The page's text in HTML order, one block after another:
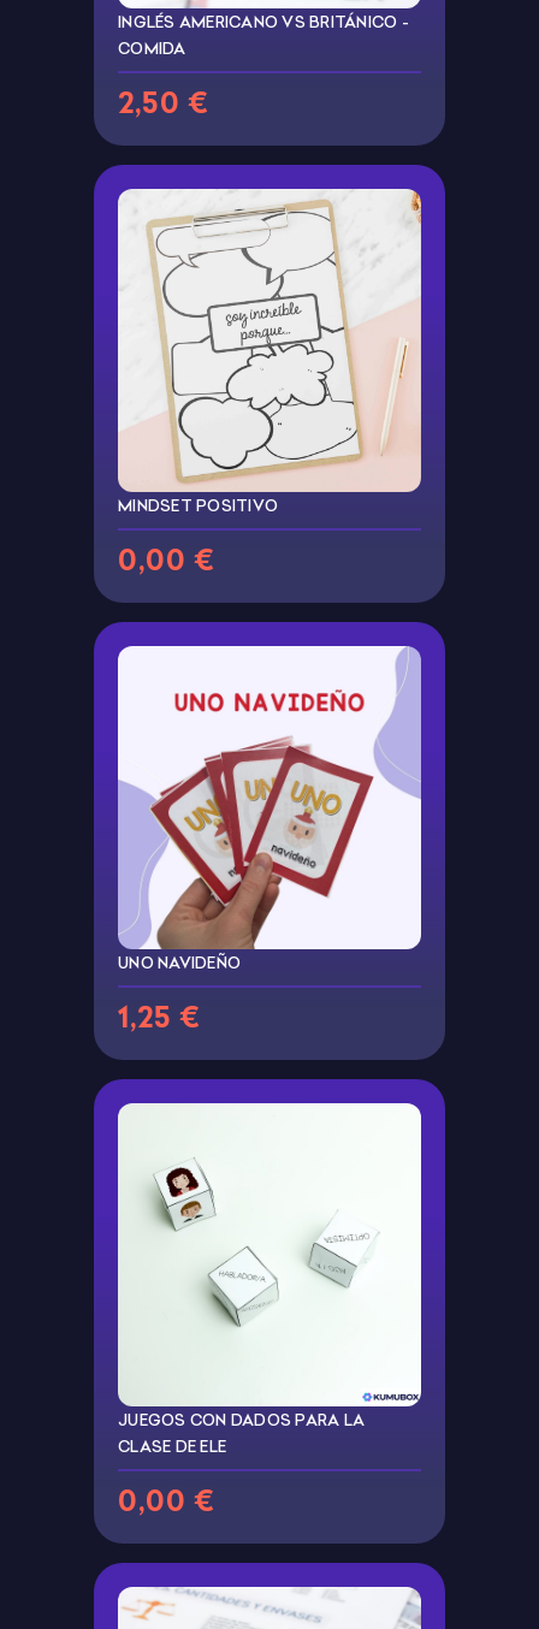
INGLÉS AMERICANO VS BRITÁNICO -
COMIDA
2,50 €
MINDSET POSITIVO
0,00 €
UNO NAVIDEÑO
1,25 €
JUEGOS CON DADOS PARA LA
CLASE DE ELE
0,00 €